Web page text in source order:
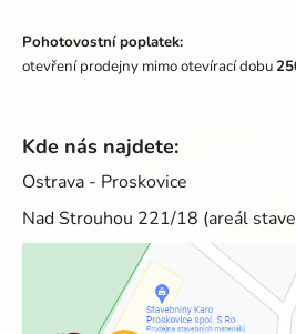
Pohotovostní poplatek:
otevření prodejny mimo otevírací dobu
Kde nás najdete:
Ostrava - Proskovice
Nad Strouhou 221/18 (areál